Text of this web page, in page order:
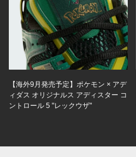
【海外9月発売予定】ポケモン × アデ
ィダス オリジナルス アディスター コ
ントロール 5 "レックウザ"